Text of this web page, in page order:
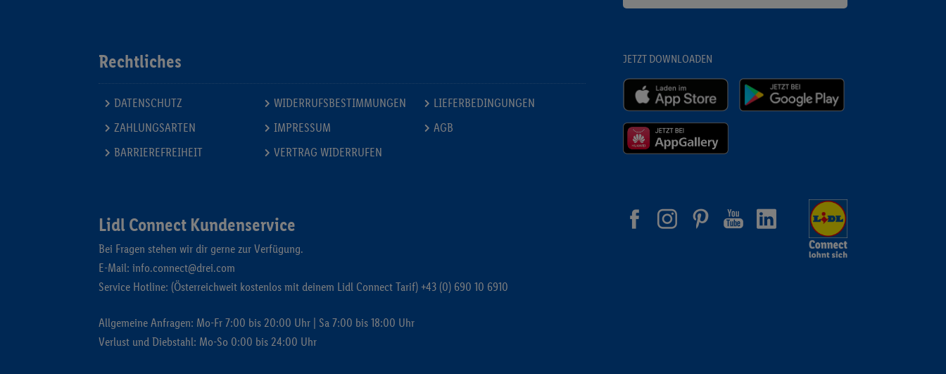
JETZT DOWNLOADEN
Rechtliches
DATENSCHUTZ WIDERRUFSBESTIMMUNGEN
LIEFERBEDINGUNGEN
ZAHLUNGSARTEN
IMPRESSUM
AGB
BARRIEREFREIHEIT
VERTRAG WIDERRUFEN
Lidl Connect Kundenservice
Bei Fragen stehen wir dir gerne zur Verfügung.
E-Mail:info.connect@drei.com
Service Hotline: (Österreichweit kostenlos mit deinem Lidl Connect Tarif)+43 (0) 690 10 6910
Allgemeine Anfragen: Mo-Fr 7:00 bis 20:00 Uhr | Sa 7:00 bis 18:00 Uhr
Verlust und Diebstahl: Mo-So 0:00 bis 24:00 Uhr